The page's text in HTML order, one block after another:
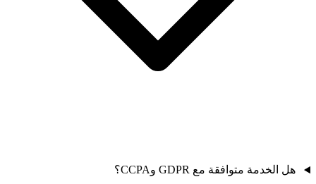
هل الخدمة متوافقة مع GDPR وCCPA؟